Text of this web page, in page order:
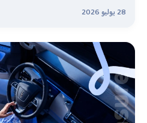
28 يوليو 2026